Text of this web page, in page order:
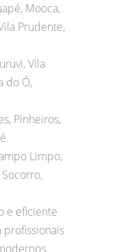
Mooca,
Prudente,
Vila
do Ó,
Pinheiros,
Limpo,
e eficiente
profissionais